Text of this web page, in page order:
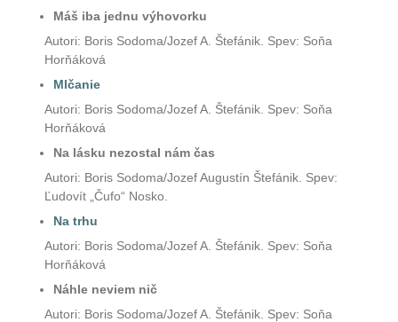
Máš iba jednu výhovorku
Autori: Boris Sodoma/Jozef A. Štefánik. Spev: Soňa
Horňáková
Mlčanie
Autori: Boris Sodoma/Jozef A. Štefánik. Spev: Soňa
Horňáková
Na lásku nezostal nám čas
Autori: Boris Sodoma/Jozef Augustín Štefánik. Spev:
Ľudovít „Čufo“ Nosko.
Na trhu
Autori: Boris Sodoma/Jozef A. Štefánik. Spev: Soňa
Horňáková
Náhle neviem nič
Autori: Boris Sodoma/Jozef A. Štefánik. Spev: Soňa